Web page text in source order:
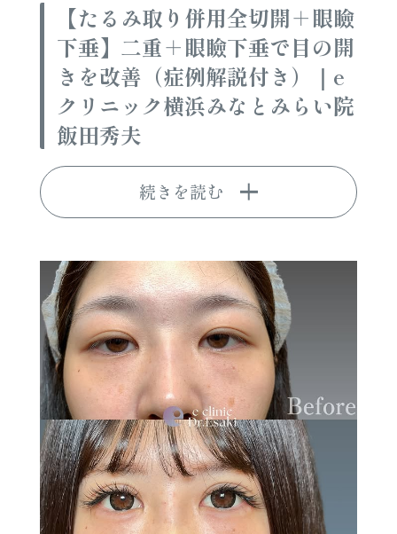
【たるみ取り併用全切開＋眼瞼
下垂】二重＋眼瞼下垂で目の開
きを改善（症例解説付き）｜e
クリニック横浜みなとみらい院
飯田秀夫
続きを読む